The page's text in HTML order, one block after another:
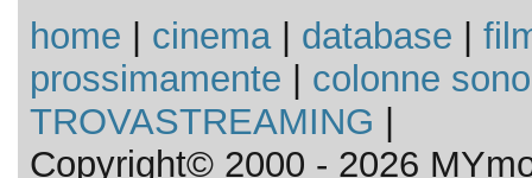
home cinema| database
prossimamente
colonne
TROVASTREAMING
Copyright© 2000 - 2026